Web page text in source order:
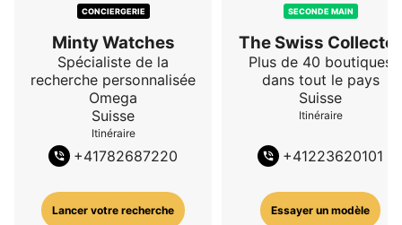
CONCIERGERIE
Minty Watches
Spécialiste de la
recherche personnalisée
Omega
Suisse
Itinéraire
+41782687220
Lancer votre recherche
SECONDE MAIN
The Swiss Collector
Plus de 40 boutiques
dans tout le pays
Suisse
Itinéraire
+41223620101
Essayer un modèle